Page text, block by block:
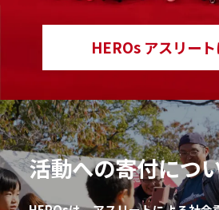
HEROs アスリー
活動への寄付につ